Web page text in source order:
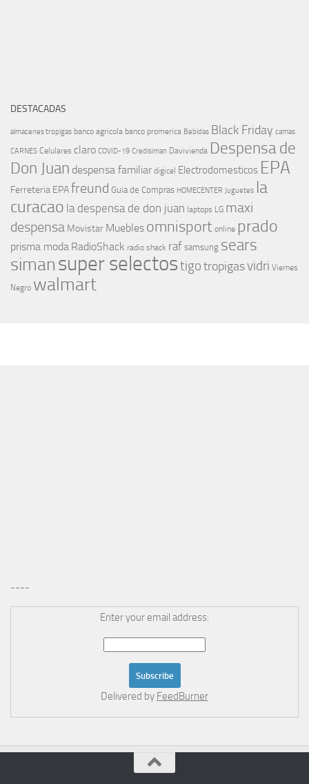
DESTACADAS
almacenes tropigas banco agricola banco promerica Bebidas Black Friday camas
CARNES Celulares claro COVID-19 Credisiman Davivienda Despensa de
Don Juan despensa familiar digicel Electrodomesticos EPA
Ferreteria EPAfreund Guia de Compras HOMECENTER Juguetes la
curacao la despensa de don juan laptops LG maxi
despensa Movistar Muebles omnisport online prado
prisma moda RadioShack radio shack raf samsung sears
simansuper selectostigotropigasvidri Viernes
Negro walmart
----
Enter your email address:
Delivered by FeedBurner